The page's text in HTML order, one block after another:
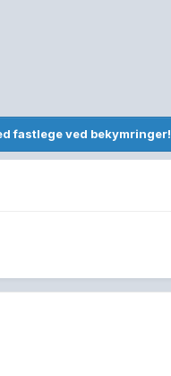
fastlege ved bekymringer!